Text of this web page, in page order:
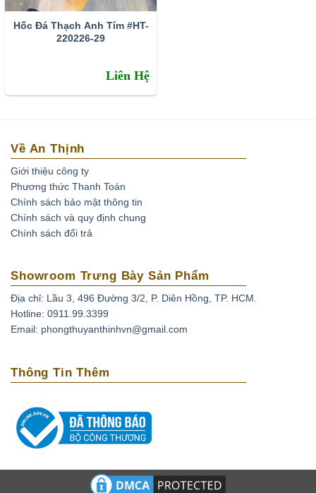
Hốc Đá Thạch Anh Tím #HT-
220226-29
Liên Hệ
Về An Thịnh
Giới thiệu công ty
Phương thức Thanh Toán
Chính sách bảo mật thông tin
Chính sách và quy định chung
Chính sách đổi trả
Showroom Trưng Bày Sản Phẩm
Địa chỉ: Lầu 3, 496 Đường 3/2, P. Diên Hồng, TP. HCM.
Hotline: 0911.99.3399
Email: phongthuyanthinhvn@gmail.com
Thông Tin Thêm